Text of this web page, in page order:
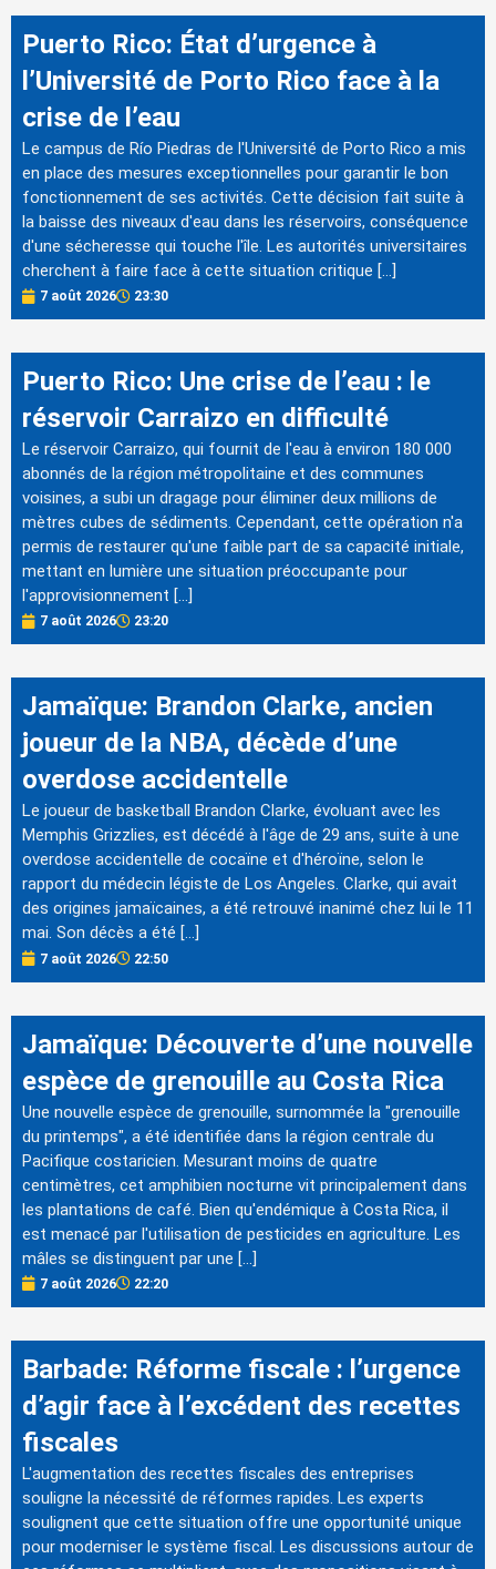
Puerto Rico: État d’urgence à
l’Université de Porto Rico face à la
crise de l’eau
Le campus de Río Piedras de l'Université de Porto Rico a mis
en place des mesures exceptionnelles pour garantir le bon
fonctionnement de ses activités. Cette décision fait suite à
la baisse des niveaux d'eau dans les réservoirs, conséquence
d'une sécheresse qui touche l'île. Les autorités universitaires
cherchent à faire face à cette situation critique […]
7 août 2026 23:30
Puerto Rico: Une crise de l’eau : le
réservoir Carraizo en difficulté
Le réservoir Carraizo, qui fournit de l'eau à environ 180 000
abonnés de la région métropolitaine et des communes
voisines, a subi un dragage pour éliminer deux millions de
mètres cubes de sédiments. Cependant, cette opération n'a
permis de restaurer qu'une faible part de sa capacité initiale,
mettant en lumière une situation préoccupante pour
l'approvisionnement […]
7 août 2026 23:20
Jamaïque: Brandon Clarke, ancien
joueur de la NBA, décède d’une
overdose accidentelle
Le joueur de basketball Brandon Clarke, évoluant avec les
Memphis Grizzlies, est décédé à l'âge de 29 ans, suite à une
overdose accidentelle de cocaïne et d'héroïne, selon le
rapport du médecin légiste de Los Angeles. Clarke, qui avait
des origines jamaïcaines, a été retrouvé inanimé chez lui le 11
mai. Son décès a été […]
7 août 2026 22:50
Jamaïque: Découverte d’une nouvelle
espèce de grenouille au Costa Rica
Une nouvelle espèce de grenouille, surnommée la "grenouille
du printemps", a été identifiée dans la région centrale du
Pacifique costaricien. Mesurant moins de quatre
centimètres, cet amphibien nocturne vit principalement dans
les plantations de café. Bien qu'endémique à Costa Rica, il
est menacé par l'utilisation de pesticides en agriculture. Les
mâles se distinguent par une […]
7 août 2026 22:20
Barbade: Réforme fiscale : l’urgence
d’agir face à l’excédent des recettes
fiscales
L'augmentation des recettes fiscales des entreprises
souligne la nécessité de réformes rapides. Les experts
soulignent que cette situation offre une opportunité unique
pour moderniser le système fiscal. Les discussions autour de